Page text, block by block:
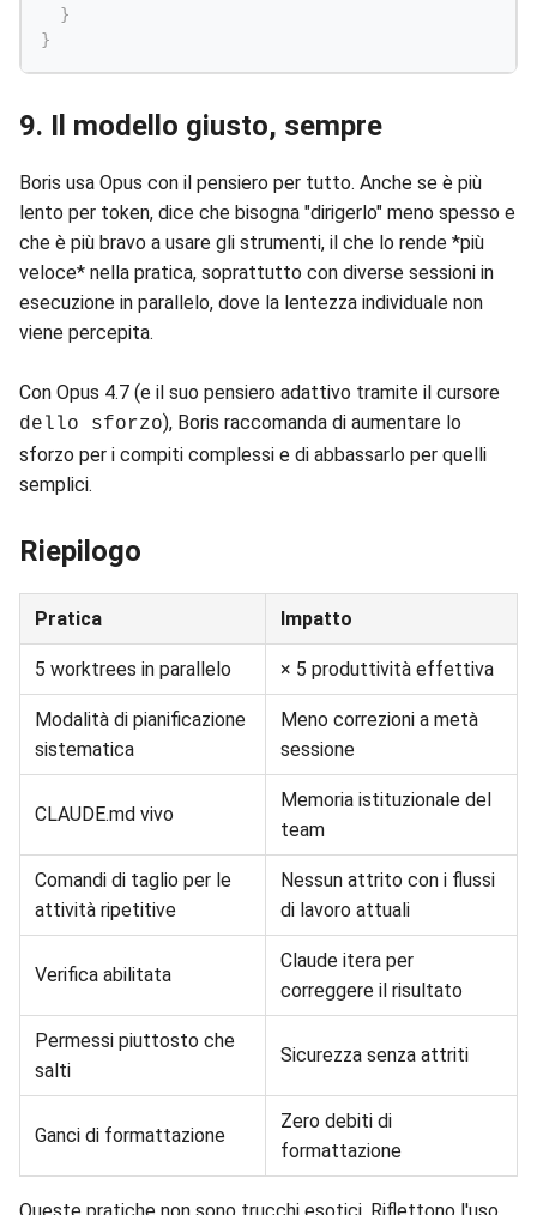
}
}
9. Il modello giusto, sempre
Boris usa Opus con il pensiero per tutto. Anche se è più
lento per token, dice che bisogna "dirigerlo" meno spesso e
che è più bravo a usare gli strumenti, il che lo rende *più
veloce* nella pratica, soprattutto con diverse sessioni in
esecuzione in parallelo, dove la lentezza individuale non
viene percepita.
Con Opus 4.7 (e il suo pensiero adattivo tramite il cursore
dello sforzo), Boris raccomanda di aumentare lo
sforzo per i compiti complessi e di abbassarlo per quelli
semplici.
Riepilogo
Pratica Impatto
5 worktrees in parallelo × 5 produttività effettiva
Modalità di pianificazione
sistematica
Meno correzioni a metà
sessione
CLAUDE.md vivo
Memoria istituzionale del
team
Comandi di taglio per le
attività ripetitive
Nessun attrito con i flussi
di lavoro attuali
Verifica abilitata
Claude itera per
correggere il risultato
Permessi piuttosto che
salti
Sicurezza senza attriti
Ganci di formattazione
Zero debiti di
formattazione